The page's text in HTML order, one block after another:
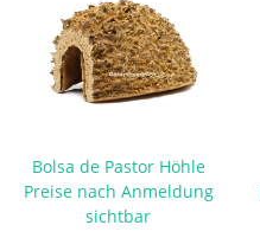
Bolsa de Pastor Höhle
Preise nach Anmeldung
sichtbar